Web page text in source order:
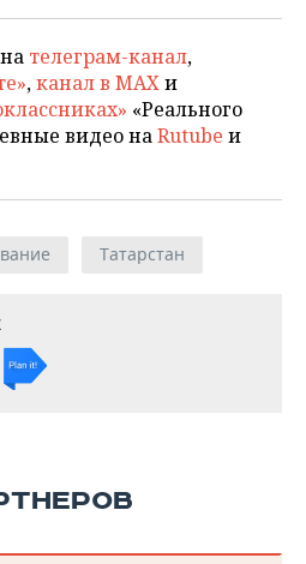
телеграм-канал,
,канал в MAXи
«Реального
видео наRutube и
Татарстан